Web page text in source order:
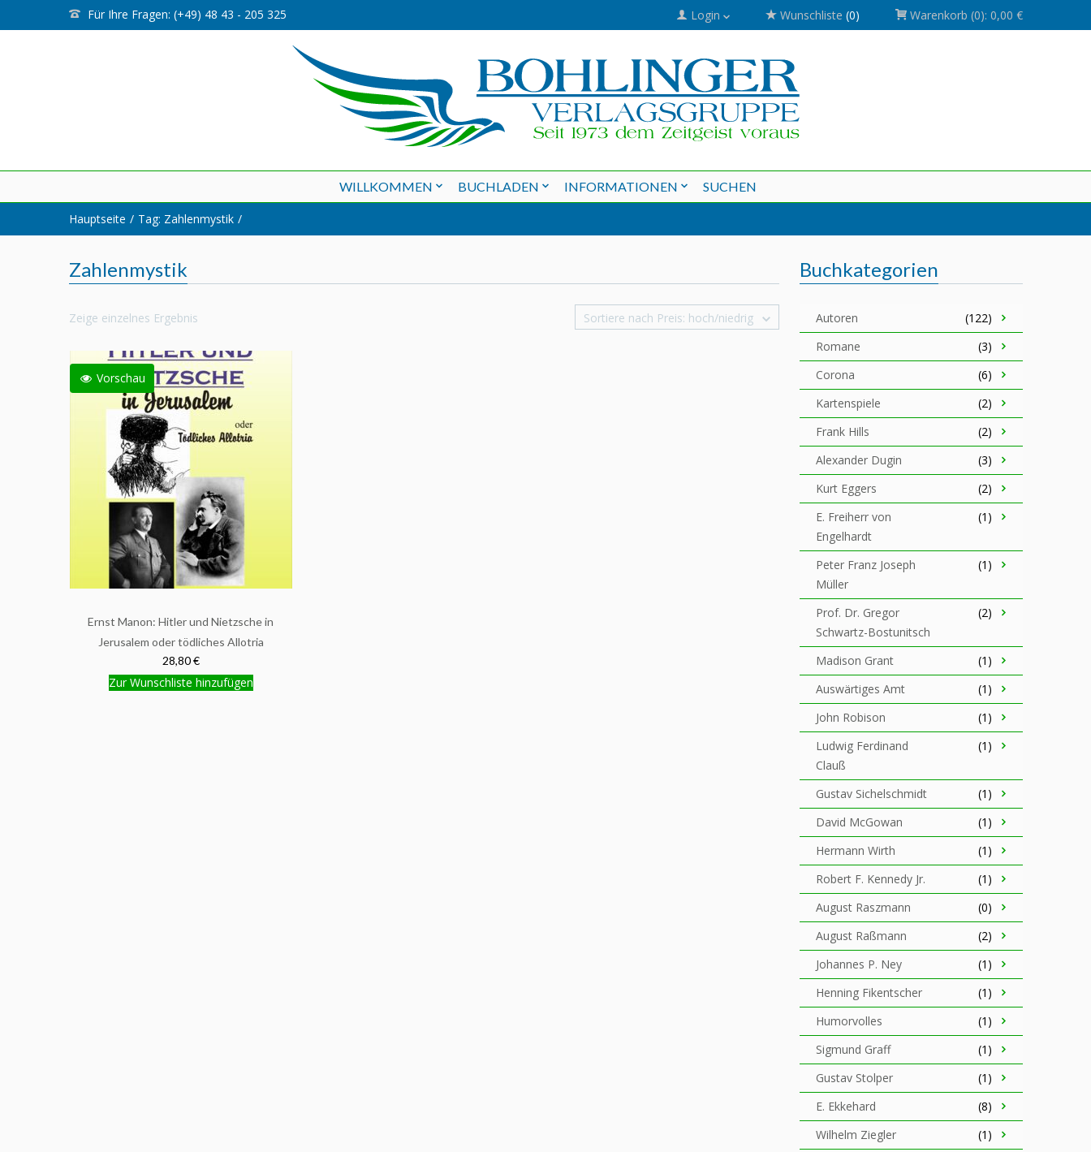
Für Ihre Fragen: (+49) 48 43 - 205 325 Login Wunschliste (0) Warenkorb (0): 0,00 €
WILLKOMMEN BUCHLADEN INFORMATIONEN SUCHEN
Hauptseite Tag: Zahlenmystik
Zahlenmystik
Zeige einzelnes Ergebnis Sortiere nach Preis: hoch/niedrig
Vorschau
Ernst Manon: Hitler und Nietzsche in
Jerusalem oder tödliches Allotria
28,80 €
Zur Wunschliste hinzufügen
Buchkategorien
Autoren
(122)
Romane
(3)
Corona
(6)
Kartenspiele
(2)
Frank Hills
(2)
Alexander Dugin
(3)
Kurt Eggers
(2)
E. Freiherr von
Engelhardt
(1)
Peter Franz Joseph
Müller
(1)
Prof. Dr. Gregor
Schwartz-Bostunitsch
(2)
Madison Grant
(1)
Auswärtiges Amt
(1)
John Robison
(1)
Ludwig Ferdinand
Clauß
(1)
Gustav Sichelschmidt
(1)
David McGowan
(1)
Hermann Wirth
(1)
Robert F. Kennedy Jr.
(1)
August Raszmann
(0)
August Raßmann
(2)
Johannes P. Ney
(1)
Henning Fikentscher
(1)
Humorvolles
(1)
Sigmund Graff
(1)
Gustav Stolper
(1)
E. Ekkehard
(8)
Wilhelm Ziegler
(1)